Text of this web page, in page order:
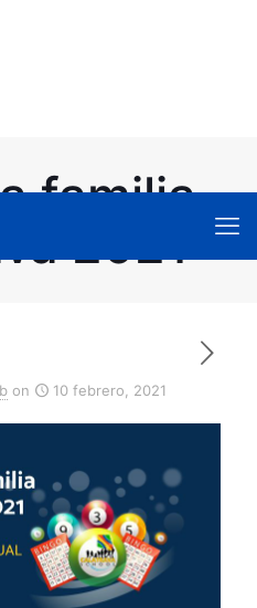
familia
2021
on 10 febrero, 2021